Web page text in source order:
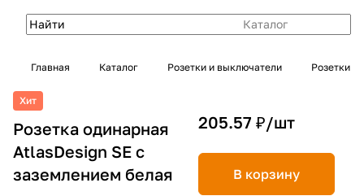
Каталог
Главная Каталог Розетки и выключатели Розетки
Хит
Розетка одинарная
AtlasDesign SE с
заземлением белая
205.57 ₽/шт
В корзину